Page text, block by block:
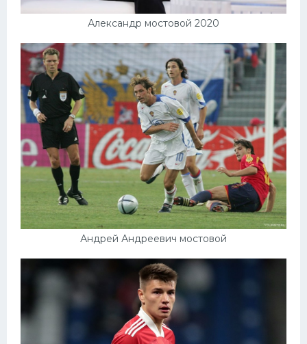
Александр мостовой 2020
Андрей Андреевич мостовой